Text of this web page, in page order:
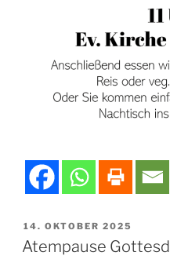
VERÖFFENTLICHT
AM
14. OKTOBER 2025
Atempause